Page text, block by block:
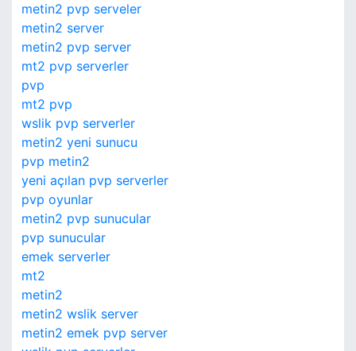
metin2 pvp serveler
metin2 server
metin2 pvp server
mt2 pvp serverler
pvp
mt2 pvp
wslik pvp serverler
metin2 yeni sunucu
pvp metin2
yeni açılan pvp serverler
pvp oyunlar
metin2 pvp sunucular
pvp sunucular
emek serverler
mt2
metin2
metin2 wslik server
metin2 emek pvp server